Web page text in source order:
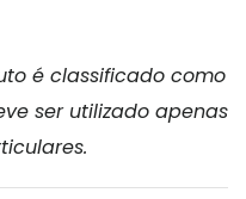
é classificado como
ser utilizado apenas